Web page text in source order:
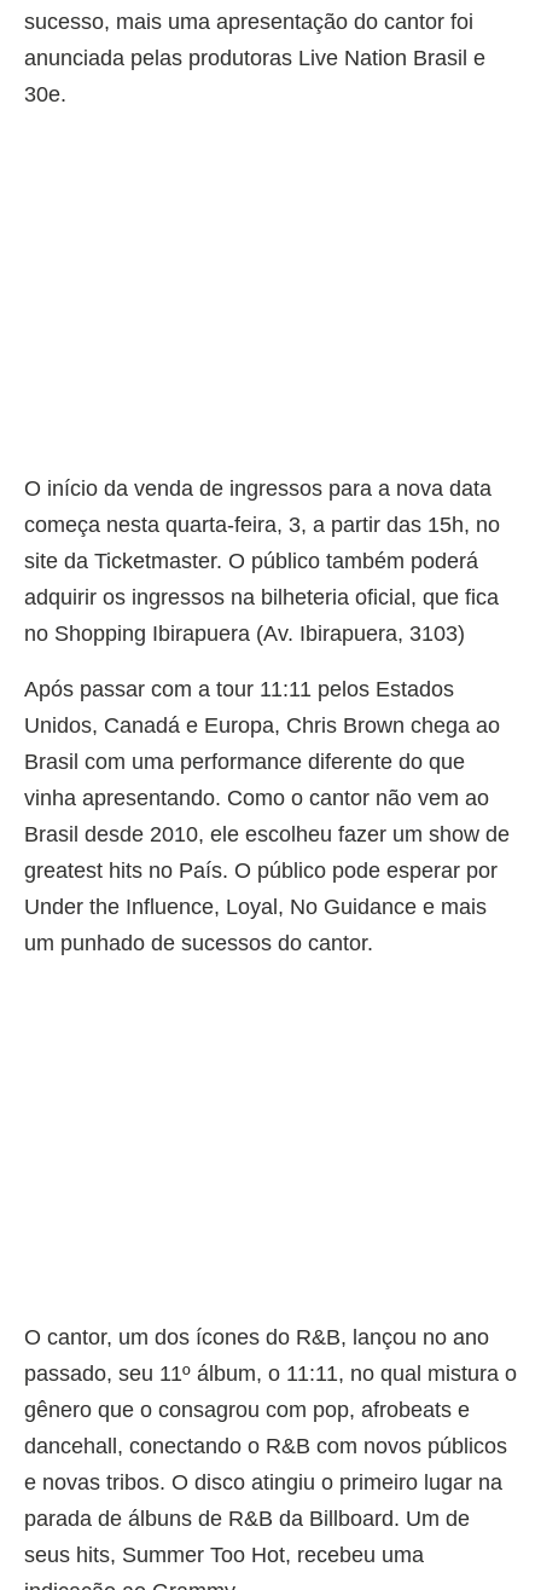
sucesso, mais uma apresentação do cantor foi
anunciada pelas produtoras Live Nation Brasil e
30e.
O início da venda de ingressos para a nova data
começa nesta quarta-feira, 3, a partir das 15h, no
site da Ticketmaster. O público também poderá
adquirir os ingressos na bilheteria oficial, que fica
no Shopping Ibirapuera (Av. Ibirapuera, 3103)
Após passar com a tour 11:11 pelos Estados
Unidos, Canadá e Europa, Chris Brown chega ao
Brasil com uma performance diferente do que
vinha apresentando. Como o cantor não vem ao
Brasil desde 2010, ele escolheu fazer um show de
greatest hits no País. O público pode esperar por
Under the Influence, Loyal, No Guidance e mais
um punhado de sucessos do cantor.
O cantor, um dos ícones do R&B, lançou no ano
passado, seu 11º álbum, o 11:11, no qual mistura o
gênero que o consagrou com pop, afrobeats e
dancehall, conectando o R&B com novos públicos
e novas tribos. O disco atingiu o primeiro lugar na
parada de álbuns de R&B da Billboard. Um de
seus hits, Summer Too Hot, recebeu uma